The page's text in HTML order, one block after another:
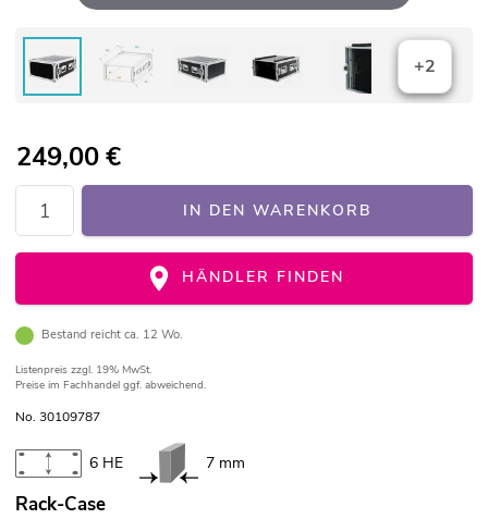
+2
249,00€
IN DEN WARENKORB
HÄNDLER FINDEN
Bestand reicht ca. 12 Wo.
Listenpreis zzgl. 19% MwSt.
Preise im Fachhandel ggf. abweichend.
No. 30109787
6 HE 7 mm
Rack-Case